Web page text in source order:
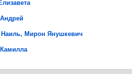
Наиль, Мирон Янушкевич